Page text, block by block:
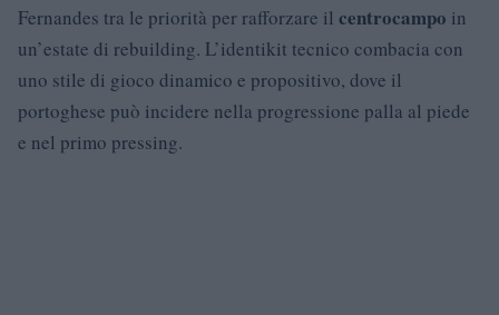
Fernandes tra le priorità per rafforzare il centrocampo in
un’estate di rebuilding. L’identikit tecnico combacia con
uno stile di gioco dinamico e propositivo, dove il
portoghese può incidere nella progressione palla al piede
e nel primo pressing.